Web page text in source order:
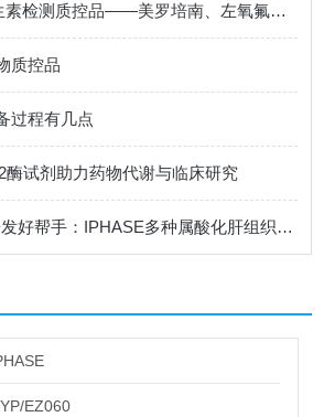
IPHASE推出抗生素检测质控品——美罗培南、左氧氟沙星、莫西沙星
质控品
过程有几点
酶试剂助力药物代谢与临床研究
小核酸/ADC药研发好帮手：IPHASE多种属酸化肝组织匀浆
EZ060